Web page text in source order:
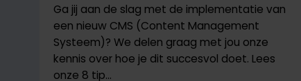
Ga jij aan de slag met de implementatie van
een nieuw CMS (Content Management
Systeem)? We delen graag met jou onze
kennis over hoe je dit succesvol doet. Lees
onze 8 tip…